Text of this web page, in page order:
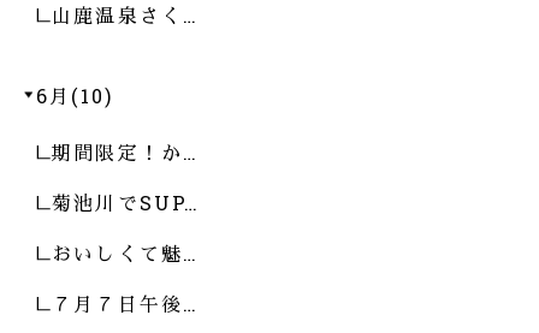
山鹿温泉さく…
6月(10)
期間限定！か…
菊池川でSUP…
おいしくて魅…
７月７日午後…